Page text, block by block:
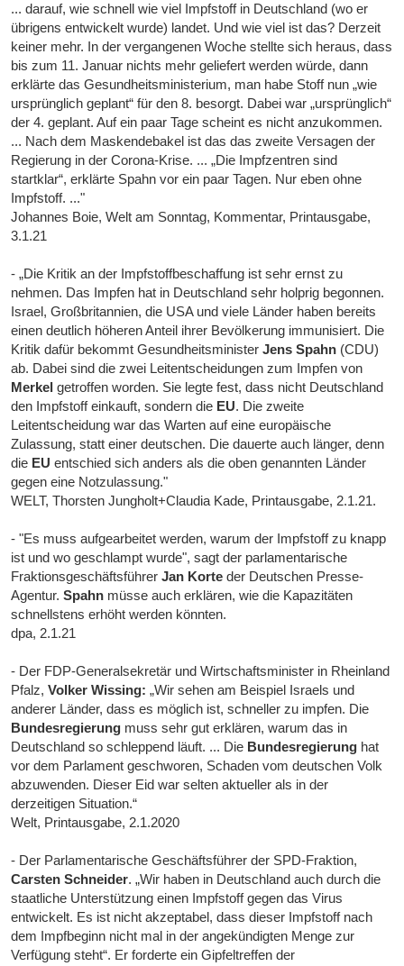
... darauf, wie schnell wie viel Impfstoff in Deutschland (wo er
übrigens entwickelt wurde) landet. Und wie viel ist das? Derzeit
keiner mehr. In der vergangenen Woche stellte sich heraus, dass
bis zum 11. Januar nichts mehr geliefert werden würde, dann
erklärte das Gesundheitsministerium, man habe Stoff nun „wie
ursprünglich geplant“ für den 8. besorgt. Dabei war „ursprünglich“
der 4. geplant. Auf ein paar Tage scheint es nicht anzukommen.
... Nach dem Maskendebakel ist das das zweite Versagen der
Regierung in der Corona-Krise. ... „Die Impfzentren sind
startklar“, erklärte Spahn vor ein paar Tagen. Nur eben ohne
Impfstoff. ..."
Johannes Boie, Welt am Sonntag, Kommentar, Printausgabe,
3.1.21
- „Die Kritik an der Impfstoffbeschaffung ist sehr ernst zu
nehmen. Das Impfen hat in Deutschland sehr holprig begonnen.
Israel, Großbritannien, die USA und viele Länder haben bereits
einen deutlich höheren Anteil ihrer Bevölkerung immunisiert. Die
Kritik dafür bekommt GesundheitsministerJens Spahn (CDU)
ab. Dabei sind die zwei Leitentscheidungen zum Impfen von
Merkel getroffen worden. Sie legte fest, dass nicht Deutschland
den Impfstoff einkauft, sondern die EU. Die zweite
Leitentscheidung war das Warten auf eine europäische
Zulassung, statt einer deutschen. Die dauerte auch länger, denn
die EU entschied sich anders als die oben genannten Länder
gegen eine Notzulassung."
WELT, Thorsten Jungholt+Claudia Kade, Printausgabe, 2.1.21.
- "Es muss aufgearbeitet werden, warum der Impfstoff zu knapp
ist und wo geschlampt wurde", sagt der parlamentarische
FraktionsgeschäftsführerJan Korte der Deutschen Presse-
Agentur.Spahn müsse auch erklären, wie die Kapazitäten
schnellstens erhöht werden könnten.
dpa, 2.1.21
- Der FDP-Generalsekretär und Wirtschaftsminister in Rheinland
Pfalz,Volker Wissing: „Wir sehen am Beispiel Israels und
anderer Länder, dass es möglich ist, schneller zu impfen. Die
Bundesregierung muss sehr gut erklären, warum das in
Deutschland so schleppend läuft. ... Die Bundesregierung hat
vor dem Parlament geschworen, Schaden vom deutschen Volk
abzuwenden. Dieser Eid war selten aktueller als in der
derzeitigen Situation.“
Welt, Printausgabe, 2.1.2020
- Der Parlamentarische Geschäftsführer der SPD-Fraktion,
Carsten Schneider. „Wir haben in Deutschland auch durch die
staatliche Unterstützung einen Impfstoff gegen das Virus
entwickelt. Es ist nicht akzeptabel, dass dieser Impfstoff nach
dem Impfbeginn nicht mal in der angekündigten Menge zur
Verfügung steht“. Er forderte ein Gipfeltreffen der